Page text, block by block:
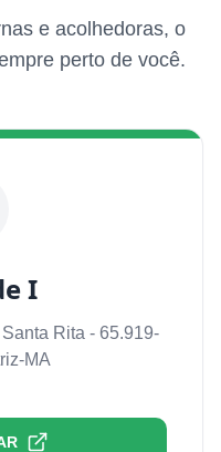
e acolhedoras, o
perto de você.
I
Rita - 65.919-
MA